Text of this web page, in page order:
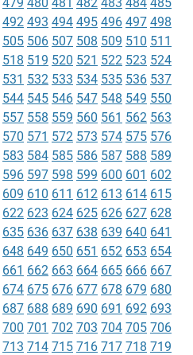
492 493 494 495 496 497 498
505 506 507 508 509 510 511
518 519 520 521 522 523 524
531 532 533 534 535 536 537
544 545 546 547 548 549 550
557 558 559 560 561 562 563
570 571 572 573 574 575 576
583 584 585 586 587 588 589
596 597 598 599 600 601 602
609 610 611 612 613 614 615
622 623 624 625 626 627 628
635 636 637 638 639 640 641
648 649 650 651 652 653 654
661 662 663 664 665 666 667
674 675 676 677 678 679 680
687 688 689 690 691 692 693
700 701 702 703 704 705 706
713 714 715 716 717 718 719